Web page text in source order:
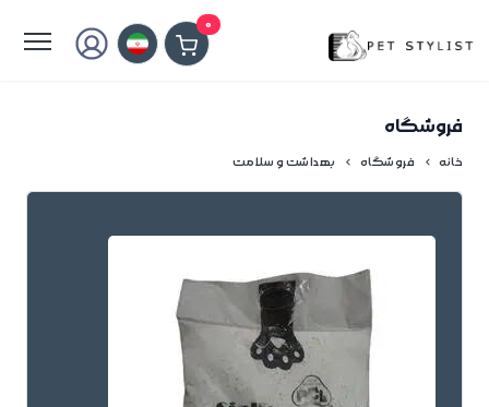
0
فروشگاه
خانه فروشگاه بهداشت و سلامت